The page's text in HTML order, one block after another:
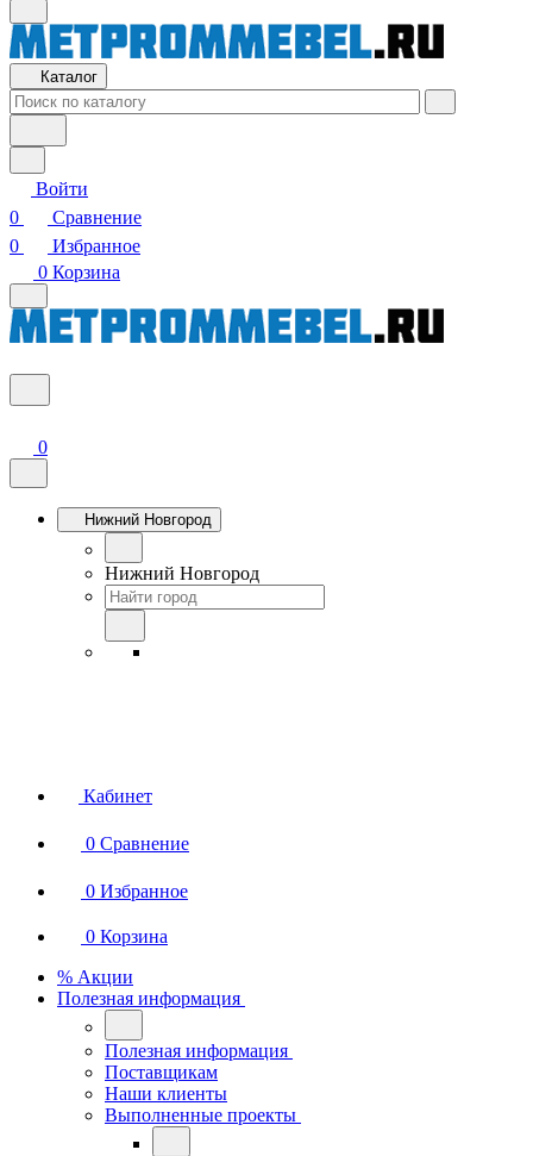
Каталог
Войти
0
Сравнение
0
Избранное
0 Корзина
0
Нижний Новгород
Нижний Новгород
Кабинет
0 Сравнение
0 Избранное
0 Корзина
% Акции
Полезная информация
Полезная информация
Поставщикам
Наши клиенты
Выполненные проекты